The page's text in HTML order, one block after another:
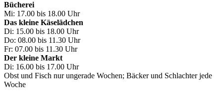
Bücherei
Mi: 17.00 bis 18.00 Uhr
Das kleine Käselädchen
Di: 15.00 bis 18.00 Uhr
Do: 08.00 bis 11.30 Uhr
Fr: 07.00 bis 11.30 Uhr
Der kleine Markt
Di: 16.00 bis 17.00 Uhr
Obst und Fisch nur ungerade Wochen; Bäcker und Schlachter jede
Woche